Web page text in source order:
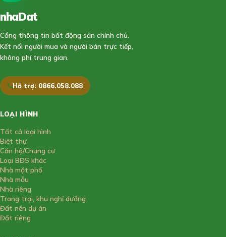
nhaDat
Cổng thông tin bất động sản chính chủ.
Kết nối người mua và người bán trực tiếp,
không phí trung gian.
Hỗ trợ: 0866.058.088
LOẠI HÌNH
Tất cả loại hình
Biệt thự
Căn hộ/Chung cư
Loại BĐS khác
Nhà mặt phố
Nhà mẫu
Nhà riêng
Trang trại, khu nghỉ dưỡng
Đất nền dự án
Đất riêng